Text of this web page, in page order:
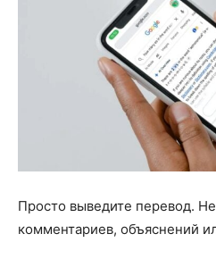
Просто выведите перевод.
комментариев, объяснений